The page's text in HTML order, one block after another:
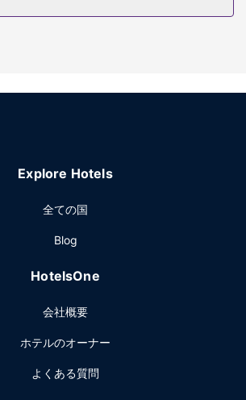
庭園からの眺めをお楽しみいただけま
チェックアウトをお使いいただけます。敷
Explore Hotels
全ての国
Blog
HotelsOne
会社概要
ホテルのオーナー
よくある質問